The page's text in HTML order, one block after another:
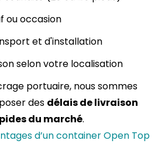
ou occasion
et d'installation
selon votre localisation
portuaire, nous sommes
des délais de livraison
du marché.
d’un container Open Top